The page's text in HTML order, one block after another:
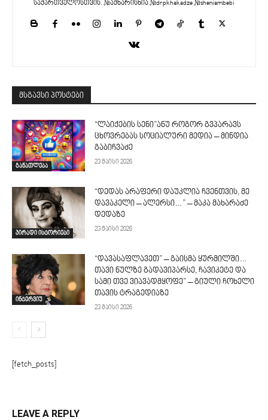
საქართველოსთვის. #აქხარისხია #drpkhakadze #sheniambebi
მსგავსი პოსტები
განათლება
“ლაიქების სენი”ანუ როგორ გვპარავს
ცხოვრებას სოციალური მედია – მინდია
გაბიჩვაძე
23 მაისი 2026
პირადი ისტორიები
“დედას არაფერი დაუკლია ჩვენთვის, მე
დავაკელი – ალერსი…” – მაკა მახარაძე
დედაზე
23 მაისი 2026
ინტერვიუ
“დავასაფლავეთ” – გაისმა ყურმილში…
თავი ნულზე გადავიპარსე, ჩავიკეტე და
სამი თვე ვიავადმყოფე” – გიული ჩოხელი
თავის ტრაგედიაზე
23 მაისი 2026
[fetch_posts]
LEAVE A REPLY